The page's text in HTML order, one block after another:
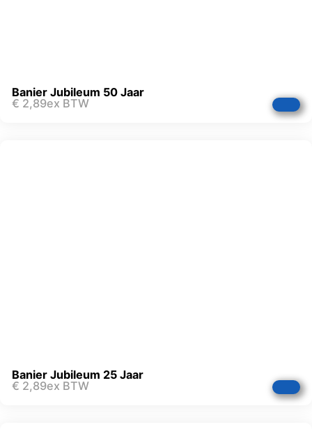
Banier Jubileum 50 Jaar
€ 2,89ex BTW
Banier Jubileum 25 Jaar
€ 2,89ex BTW